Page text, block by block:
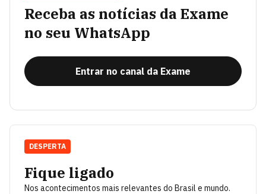
Receba as notícias da Exame
no seu WhatsApp
Entrar no canal da Exame
Fique ligado
Nos acontecimentos mais relevantes do Brasil e mundo.
DESPERTA